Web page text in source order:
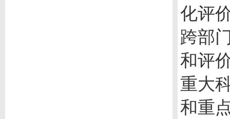
化评
跨部
和评
重大
和重